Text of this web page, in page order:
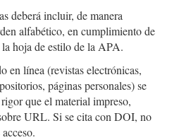
deberá incluir, de manera
alfabético, en cumplimiento de
hoja de estilo de la APA.
en línea (revistas electrónicas,
páginas personales) se
que el material impreso,
URL. Si se cita con DOI, no